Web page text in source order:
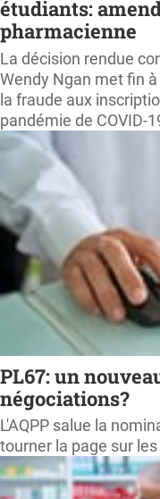
étudiants:
pharmacienne
La décision rendue
Wendy Ngan met fin
la fraude aux
pandémie de COVID-
PL67: un
négociations?
L'AQPP salue la
tourner la page sur